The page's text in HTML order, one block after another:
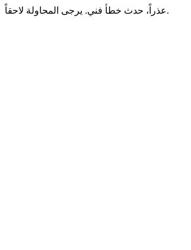
عذراً، حدث خطأ فني. يرجى المحاولة لاحقاً.